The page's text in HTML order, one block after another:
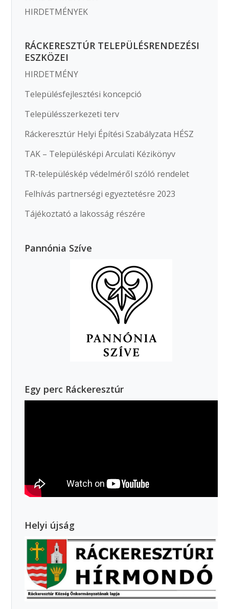
HIRDETMÉNYEK
RÁCKERESZTÚR TELEPÜLÉSRENDEZÉSI
ESZKÖZEI
HIRDETMÉNY
Településfejlesztési koncepció
Településszerkezeti terv
Ráckeresztúr Helyi Építési Szabályzata HÉSZ
TAK – Településképi Arculati Kézikönyv
TR-településkép védelméről szóló rendelet
Felhívás partnerségi egyeztetésre 2023
Tájékoztató a lakosság részére
Pannónia Szíve
Egy perc Ráckeresztúr
Helyi újság